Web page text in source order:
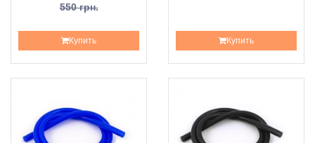
550 грн.
Купить Купить